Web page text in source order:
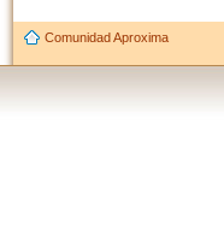
Comunidad Aproxima